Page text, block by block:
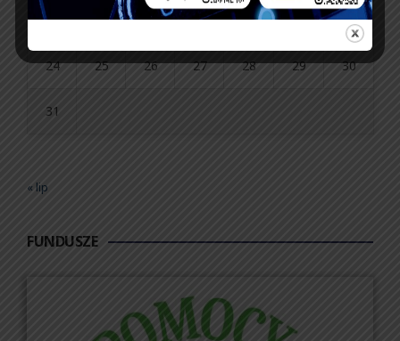
17 18 19 20 21 22 23
24 25 26 27 28 29 30
31
« lip
FUNDUSZE